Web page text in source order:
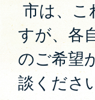
市は、こ
すが、各
のご希望
談くださ